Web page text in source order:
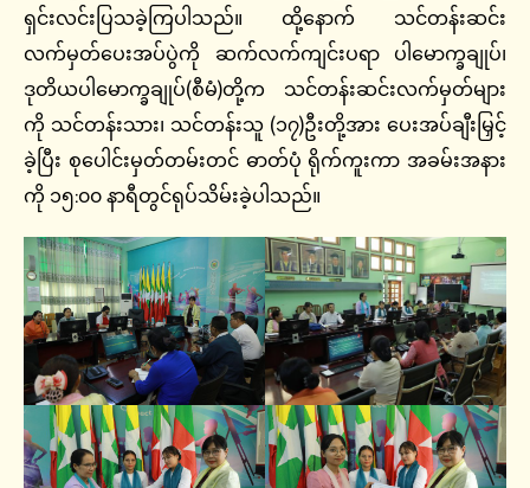
ရှင်းလင်းပြသခဲ့ကြပါသည်။ ထို့နောက် သင်တန်းဆင်း
လက်မှတ်ပေးအပ်ပွဲကို ဆက်လက်ကျင်းပရာ ပါမောက္ခချုပ်၊
ဒုတိယပါမောက္ခချုပ်(စီမံ)တို့က သင်တန်းဆင်းလက်မှတ်များ
ကို သင်တန်းသား၊ သင်တန်းသူ (၁၇)ဦးတို့အား ပေးအပ်ချီးမြှင့်
ခဲ့ပြီး စုပေါင်းမှတ်တမ်းတင် ဓာတ်ပုံ ရိုက်ကူးကာ အခမ်းအနား
ကို ၁၅:၀၀ နာရီတွင်ရုပ်သိမ်းခဲ့ပါသည်။